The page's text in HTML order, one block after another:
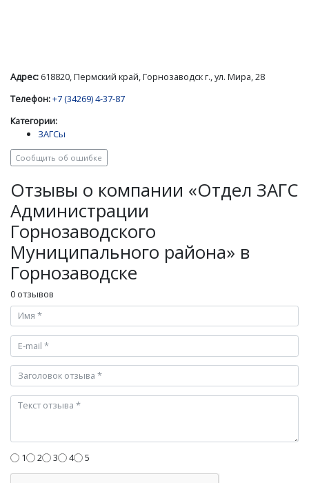
Адрес: 618820, Пермский край, Горнозаводск г., ул. Мира, 28
Телефон:+7 (34269) 4-37-87
Категории:
ЗАГСы
Сообщить об ошибке
Отзывы о компании «Отдел ЗАГС
Администрации
Горнозаводского
Муниципального района» в
Горнозаводске
0 отзывов
1 2 3 4 5